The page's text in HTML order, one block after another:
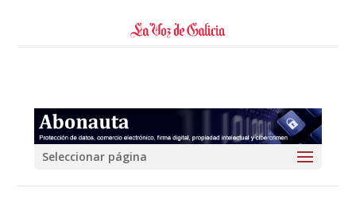
Seleccionar página